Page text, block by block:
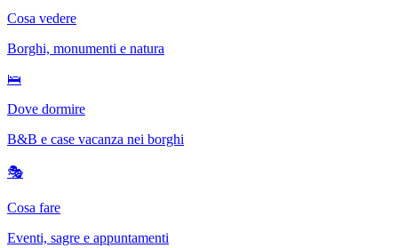
Cosa vedere
Borghi, monumenti e natura
🛌
Dove dormire
B&B e case vacanza nei borghi
🎭
Cosa fare
Eventi, sagre e appuntamenti